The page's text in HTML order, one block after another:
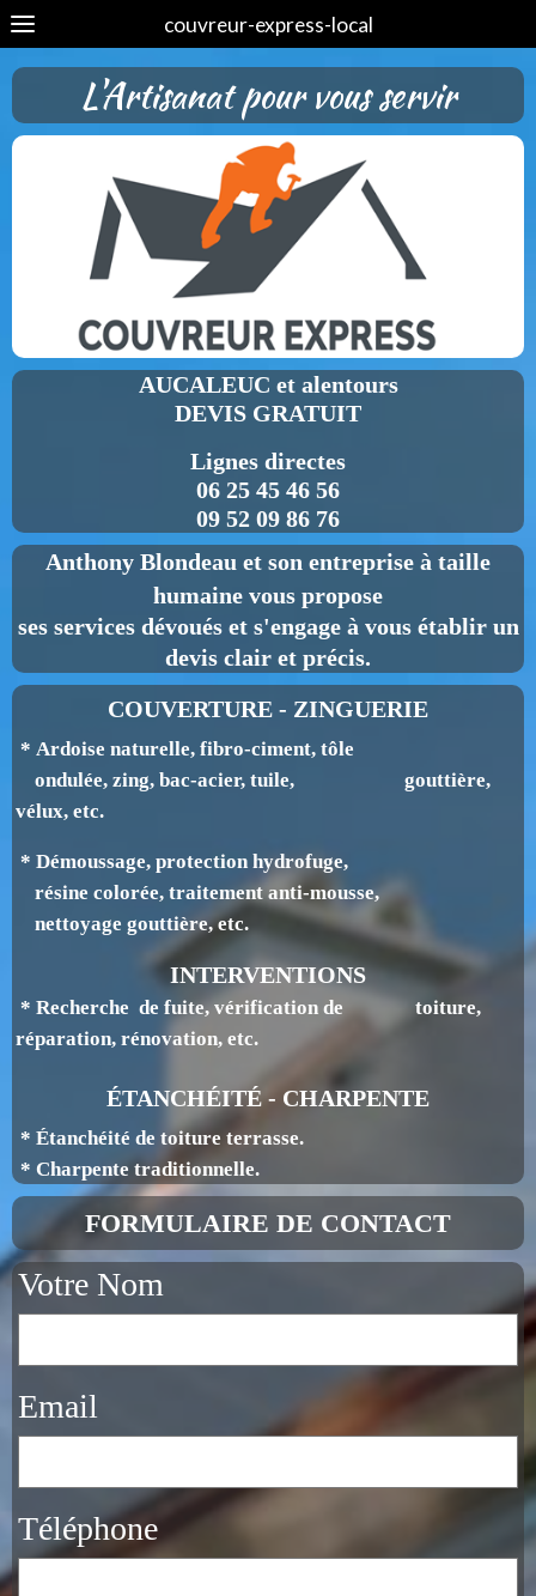
couvreur-express-local
L'Artisanat pour vous servir
AUCALEUC et alentours
DEVIS GRATUIT
Lignes directes
06 25 45 46 56
09 52 09 86 76
Anthony Blondeau et son entreprise à taille
humaine vous propose
ses services dévoués et s'engage à vous établir un
devis clair et précis.
COUVERTURE - ZINGUERIE
* Ardoise naturelle, fibro-ciment, tôle
ondulée, zing, bac-acier, tuile, gouttière,
vélux, etc.
* Démoussage, protection hydrofuge,
résine colorée, traitement anti-mousse,
nettoyage gouttière, etc.
INTERVENTIONS
* Recherche de fuite, vérification de toiture,
réparation, rénovation, etc.
ÉTANCHÉITÉ - CHARPENTE
* Étanchéité de toiture terrasse.
* Charpente traditionnelle.
FORMULAIRE DE CONTACT
Votre Nom
Email
Téléphone